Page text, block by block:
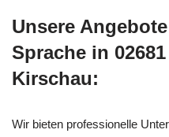
Unsere
Sprache in
Kirschau:
Wir bieten professionelle